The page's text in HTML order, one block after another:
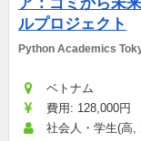
ルプロジェクト
Python Academics
ベトナム
費用: 128,000円
社会人・学生(高,